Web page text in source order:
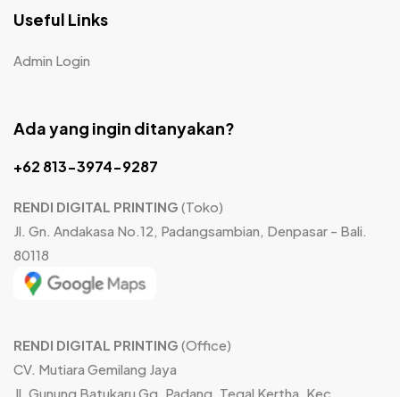
Useful Links
Admin Login
Ada yang ingin ditanyakan?
+62 813-3974-9287
RENDI DIGITAL PRINTING (Toko)
Jl. Gn. Andakasa No.12, Padangsambian, Denpasar - Bali.
80118
RENDI DIGITAL PRINTING (Office)
CV. Mutiara Gemilang Jaya
Jl. Gunung Batukaru Gg. Padang, Tegal Kertha, Kec.